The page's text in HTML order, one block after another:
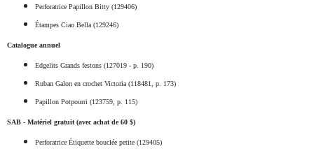
Perforatrice Papillon Bitty (129406)
Étampes Ciao Bella (129246)
Catalogue annuel
Edgelits Grands festons (127019 - p. 190)
Ruban Galon en crochet Victoria (118481, p. 173)
Papillon Potpourri (123759, p. 115)
SAB - Matériel gratuit (avec achat de 60 $)
Perforatrice Étiquette bouclée petite (129405)